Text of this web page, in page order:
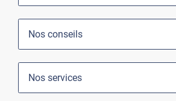
Nos conseils
Nos services